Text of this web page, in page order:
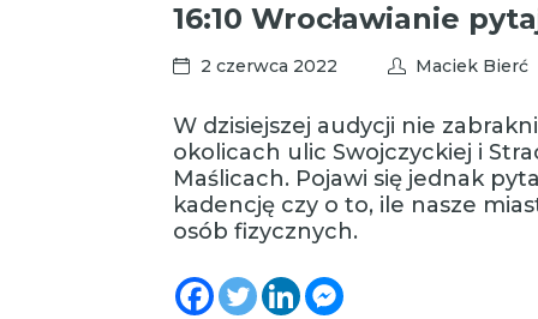
16:10 Wrocławianie
2 czerwca 2022 Maciek Bierć
W dzisiejszej audycji nie
okolicach ulic Swojczyckiej i
Maślicach. Pojawi się jednak
kadencję czy o to, ile nasze
osób fizycznych.